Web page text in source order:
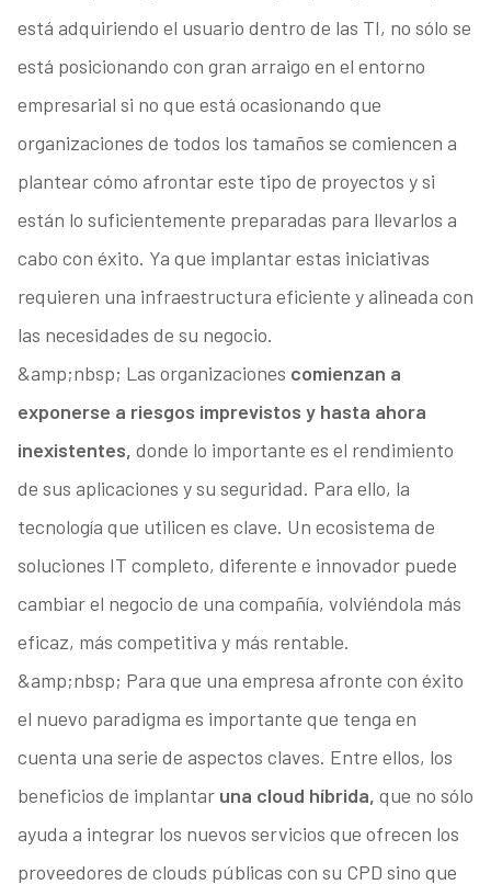
está adquiriendo el usuario dentro de las TI, no sólo se
está posicionando con gran arraigo en el entorno
empresarial si no que está ocasionando que
organizaciones de todos los tamaños se comiencen a
plantear cómo afrontar este tipo de proyectos y si
están lo suficientemente preparadas para llevarlos a
cabo con éxito. Ya que implantar estas iniciativas
requieren una infraestructura eficiente y alineada con
las necesidades de su negocio.
&amp;nbsp; Las organizaciones comienzan a
exponerse a riesgos imprevistos y hasta ahora
inexistentes, donde lo importante es el rendimiento
de sus aplicaciones y su seguridad. Para ello, la
tecnología que utilicen es clave. Un ecosistema de
soluciones IT completo, diferente e innovador puede
cambiar el negocio de una compañía, volviéndola más
eficaz, más competitiva y más rentable.
&amp;nbsp; Para que una empresa afronte con éxito
el nuevo paradigma es importante que tenga en
cuenta una serie de aspectos claves. Entre ellos, los
beneficios de implantar una cloud híbrida, que no sólo
ayuda a integrar los nuevos servicios que ofrecen los
proveedores de clouds públicas con su CPD sino que